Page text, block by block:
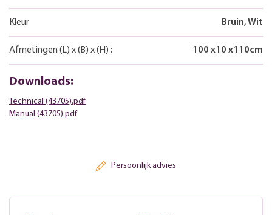
Kleur Bruin, Wit
Afmetingen (L) x(B) x(H) : 100 x10 x110cm
Downloads:
Technical (43705).pdf
Manual (43705).pdf
Persoonlijk advies